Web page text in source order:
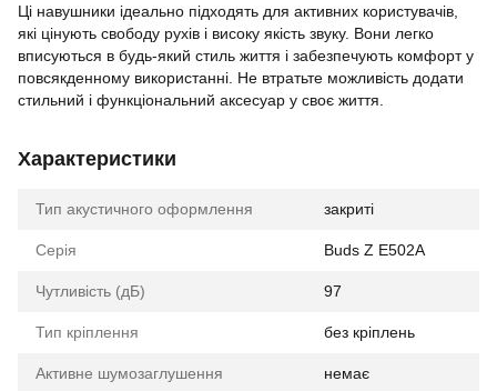
Ці навушники ідеально підходять для активних користувачів,
які цінують свободу рухів і високу якість звуку. Вони легко
вписуються в будь-який стиль життя і забезпечують комфорт у
повсякденному використанні. Не втратьте можливість додати
стильний і функціональний аксесуар у своє життя.
Характеристики
Тип акустичного оформлення закриті
Серія Buds Z E502A
Чутливість (дБ) 97
Тип кріплення без кріплень
Активне шумозаглушення немає